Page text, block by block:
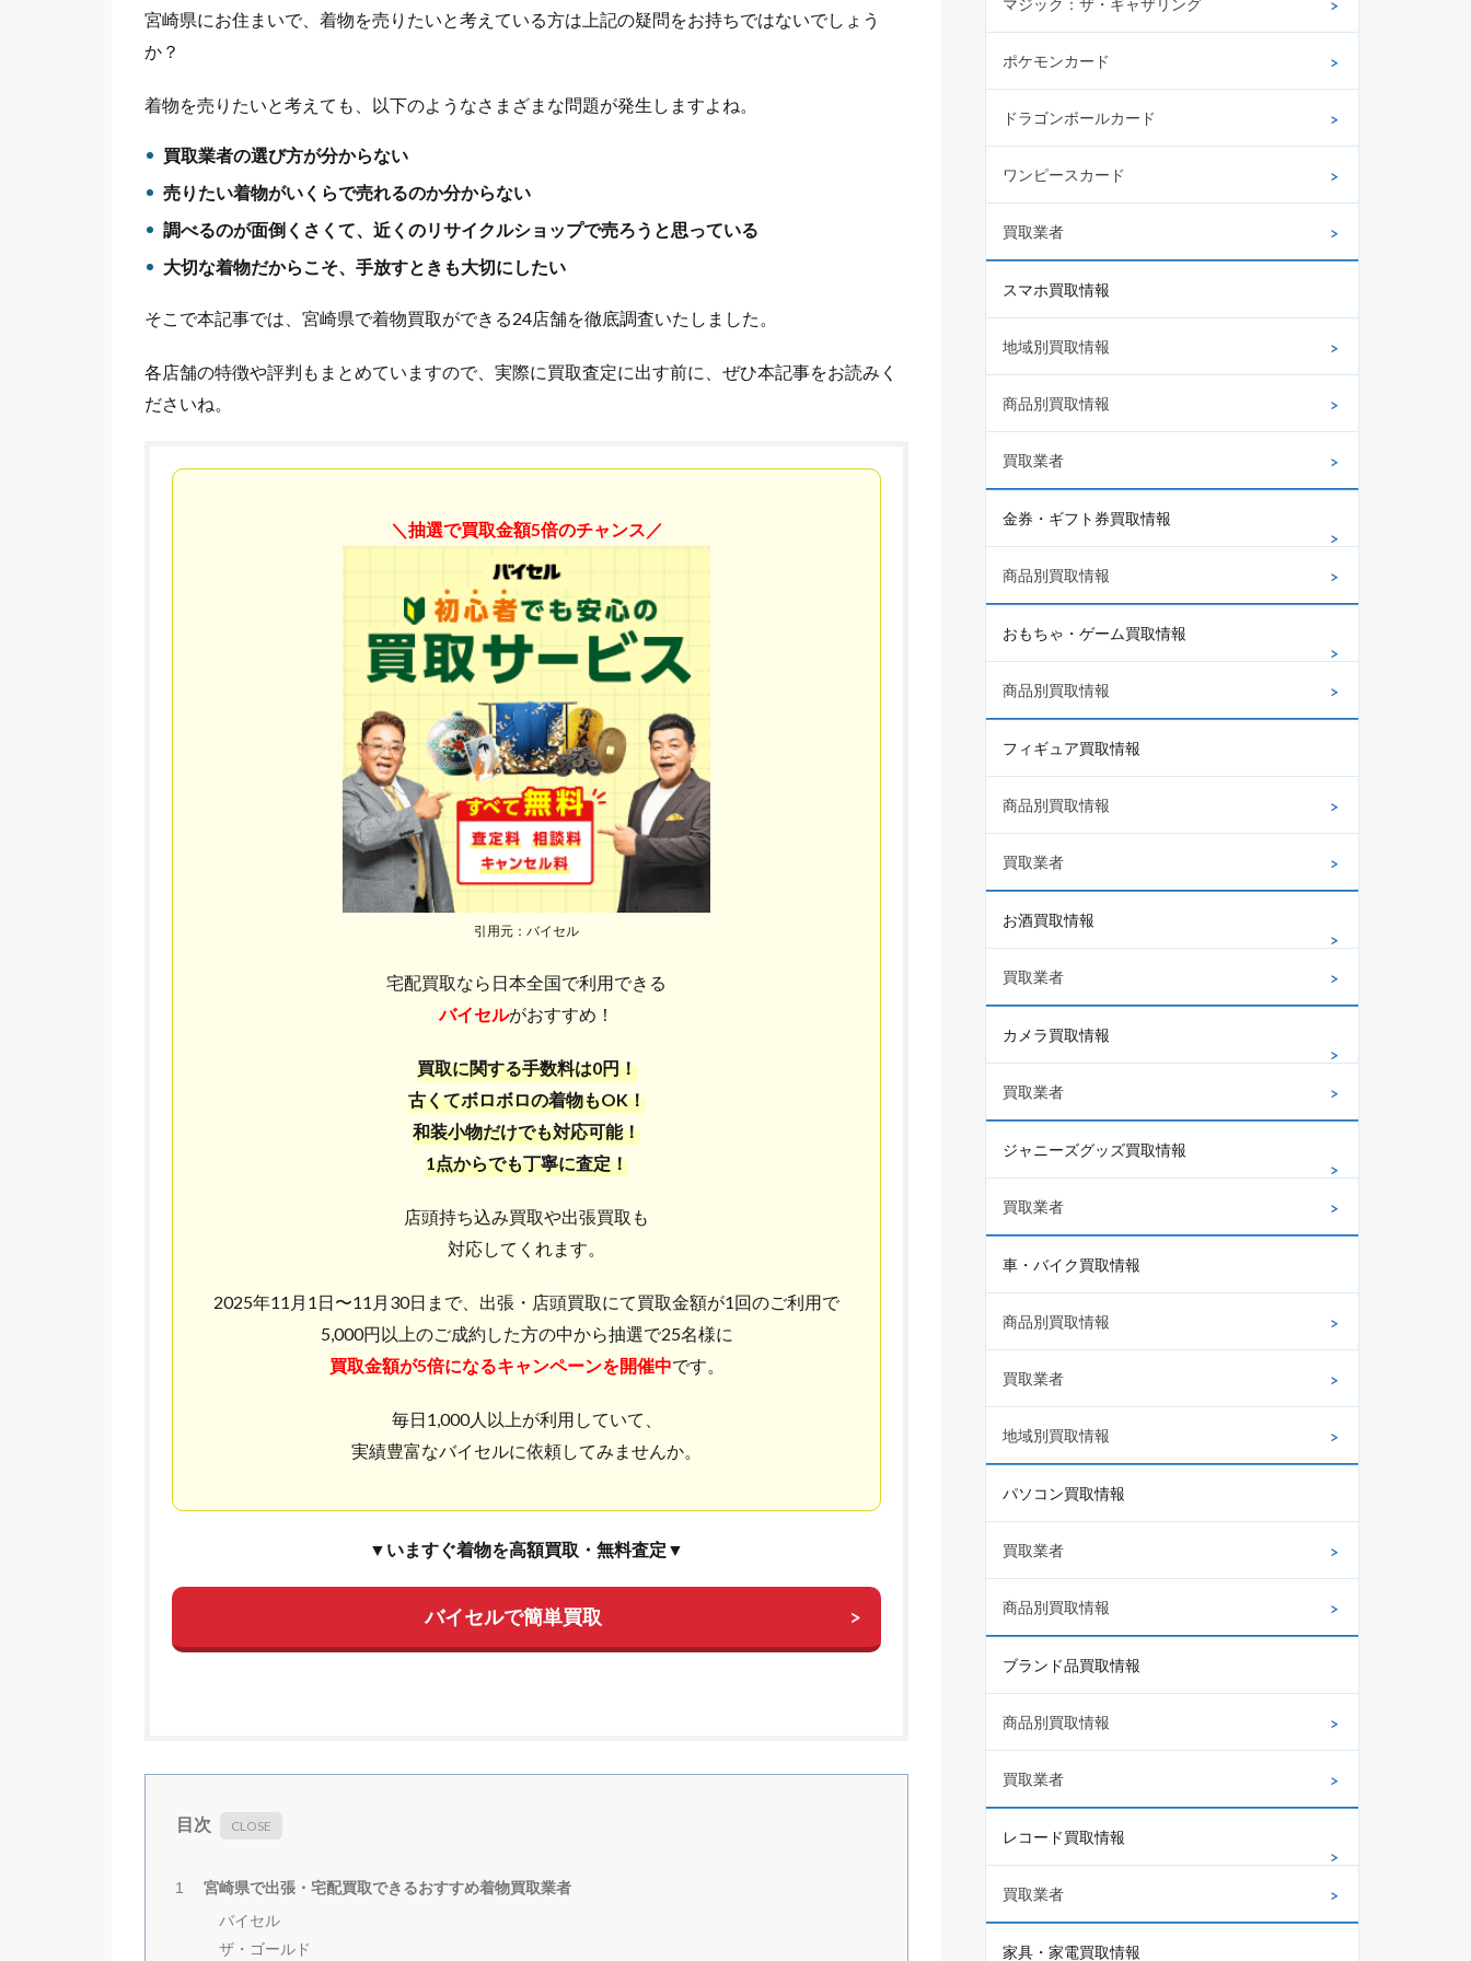
宮崎県にお住まいで、着物を売りたいと考えている方は上記の疑問をお持ちではないでしょう
か？
着物を売りたいと考えても、以下のようなさまざまな問題が発生しますよね。
買取業者の選び方が分からない
売りたい着物がいくらで売れるのか分からない
調べるのが面倒くさくて、近くのリサイクルショップで売ろうと思っている
大切な着物だからこそ、手放すときも大切にしたい
そこで本記事では、宮崎県で着物買取ができる24店舗を徹底調査いたしました。
各店舗の特徴や評判もまとめていますので、実際に買取査定に出す前に、ぜひ本記事をお読みく
ださいね。
＼抽選で買取金額5倍のチャンス／
引用元：バイセル
宅配買取なら日本全国で利用できる
バイセルがおすすめ！
買取に関する手数料は0円！
古くてボロボロの着物もOK！
和装小物だけでも対応可能！
1点からでも丁寧に査定！
店頭持ち込み買取や出張買取も
対応してくれます。
2025年11月1日〜11月30日まで、出張・店頭買取にて買取金額が1回のご利用で
5,000円以上のご成約した方の中から抽選で25名様に
買取金額が5倍になるキャンペーンを開催中です。
毎日1,000人以上が利用していて、
実績豊富なバイセルに依頼してみませんか。
▼いますぐ着物を高額買取・無料査定▼
バイセルで簡単買取
目次
1
宮崎県で出張・宅配買取できるおすすめ着物買取業者
バイセル
ザ・ゴールド
マジック：ザ・ギャザリング
ポケモンカード
ドラゴンボールカード
ワンピースカード
買取業者
スマホ買取情報
地域別買取情報
商品別買取情報
買取業者
金券・ギフト券買取情報
商品別買取情報
おもちゃ・ゲーム買取情報
商品別買取情報
フィギュア買取情報
商品別買取情報
買取業者
お酒買取情報
買取業者
カメラ買取情報
買取業者
ジャニーズグッズ買取情報
買取業者
車・バイク買取情報
商品別買取情報
買取業者
地域別買取情報
パソコン買取情報
買取業者
商品別買取情報
ブランド品買取情報
商品別買取情報
買取業者
レコード買取情報
買取業者
家具・家電買取情報